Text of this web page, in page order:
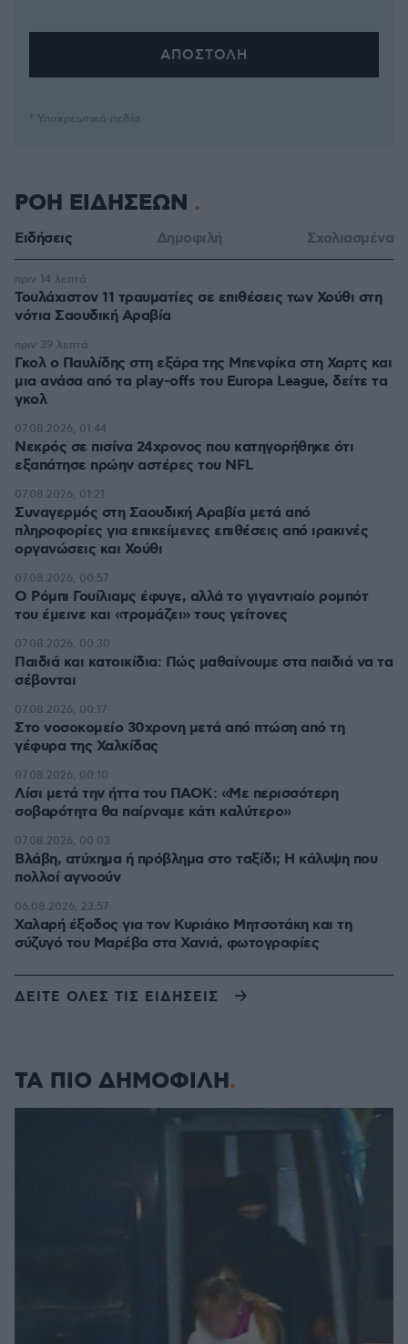
* Υποχρεωτικά πεδία
ΡΟΗ ΕΙΔΗΣΕΩΝ
Ειδήσεις Δημοφιλή Σχολιασμένα
Τουλάχιστον 11 τραυματίες σε επιθέσεις των Χούθι στη
νότια Σαουδική Αραβία
πριν 14 λεπτά
Γκολ ο Παυλίδης στη εξάρα της Μπενφίκα στη Χαρτς και
μια ανάσα από τα play-offs του Europa League, δείτε τα
γκολ
πριν 39 λεπτά
Νεκρός σε πισίνα 24χρονος που κατηγορήθηκε ότι
εξαπάτησε πρώην αστέρες του NFL
07.08.2026, 01:44
Συναγερμός στη Σαουδική Αραβία μετά από
πληροφορίες για επικείμενες επιθέσεις από ιρακινές
οργανώσεις και Χούθι
07.08.2026, 01:21
Ο Ρόμπι Γουίλιαμς έφυγε, αλλά το γιγαντιαίο ρομπότ
του έμεινε και «τρομάζει» τους γείτονες
07.08.2026, 00:57
Παιδιά και κατοικίδια: Πώς μαθαίνουμε στα παιδιά να τα
σέβονται
07.08.2026, 00:30
Στο νοσοκομείο 30χρονη μετά από πτώση από τη
γέφυρα της Χαλκίδας
07.08.2026, 00:17
Λίσι μετά την ήττα του ΠΑΟΚ: «Με περισσότερη
σοβαρότητα θα παίρναμε κάτι καλύτερο»
07.08.2026, 00:10
Βλάβη, ατύχημα ή πρόβλημα στο ταξίδι; Η κάλυψη που
πολλοί αγνοούν
07.08.2026, 00:03
Χαλαρή έξοδος για τον Κυριάκο Μητσοτάκη και τη
σύζυγό του Μαρέβα στα Χανιά, φωτογραφίες
06.08.2026, 23:57
ΔΕΙΤΕ ΟΛΕΣ ΤΙΣ ΕΙΔΗΣΕΙΣ
ΤΑ ΠΙΟ ΔΗΜΟΦΙΛΗ